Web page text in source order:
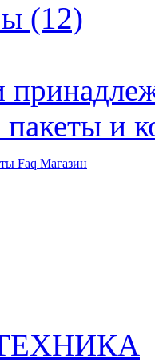
(12)
и
Faq Магазин